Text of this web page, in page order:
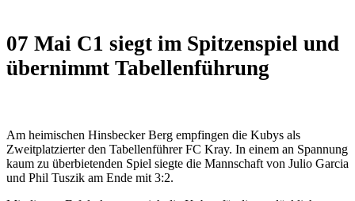
07 Mai C1 siegt im Spitzenspiel und
übernimmt Tabellenführung
Am heimischen Hinsbecker Berg empfingen die Kubys als
Zweitplatzierter den Tabellenführer FC Kray. In einem an Spannung
kaum zu überbietenden Spiel siegte die Mannschaft von Julio Garcia
und Phil Tuszik am Ende mit 3:2.